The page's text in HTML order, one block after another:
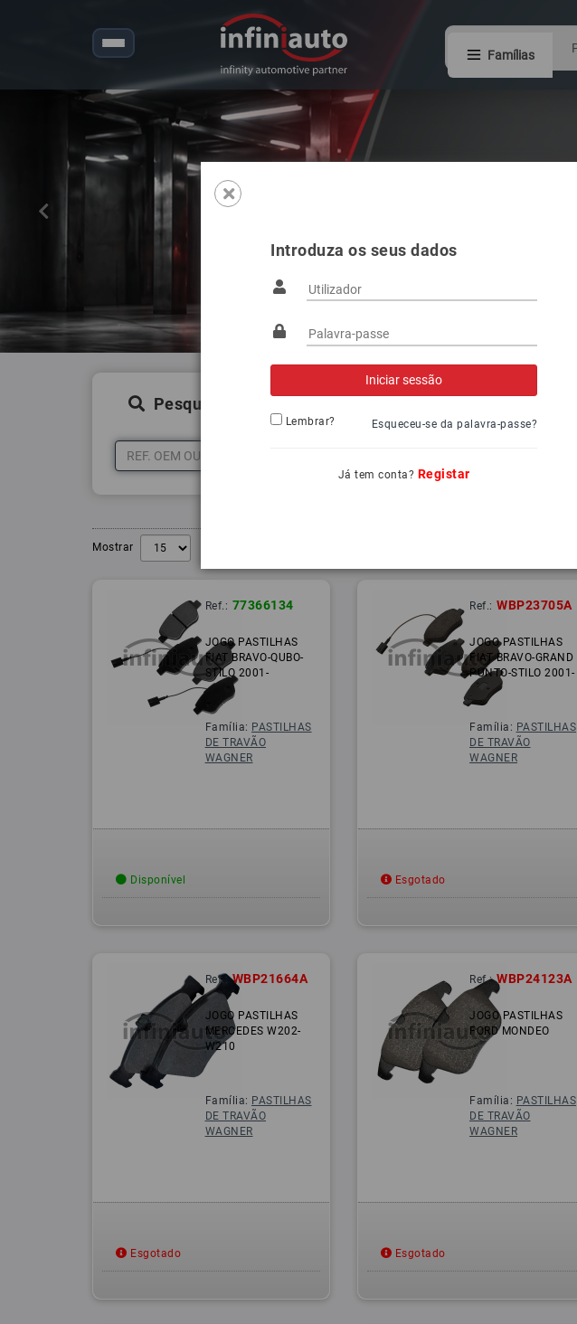
Introduza os seus dados
Lembrar? Esqueceu-se da palavra-passe?
Já tem conta? Registar
Famílias
Pesquisa de produtos
Mostrar
Ref.: 77366134
JOGO PASTILHAS
FIAT BRAVO-QUBO-
STILO 2001-
Família: PASTILHAS
DE TRAVÃO
WAGNER
Disponível
Ref.: WBP23705A
JOGO PASTILHAS
FIAT BRAVO-GRAND
PUNTO-STILO 2001-
Família: PASTILHAS
DE TRAVÃO
WAGNER
Esgotado
Ref.: WBP21664A
JOGO PASTILHAS
MERCEDES W202-
W210
Família: PASTILHAS
DE TRAVÃO
WAGNER
Esgotado
Ref.: WBP24123A
JOGO PASTILHAS
FORD MONDEO
Família: PASTILHAS
DE TRAVÃO
WAGNER
Esgotado